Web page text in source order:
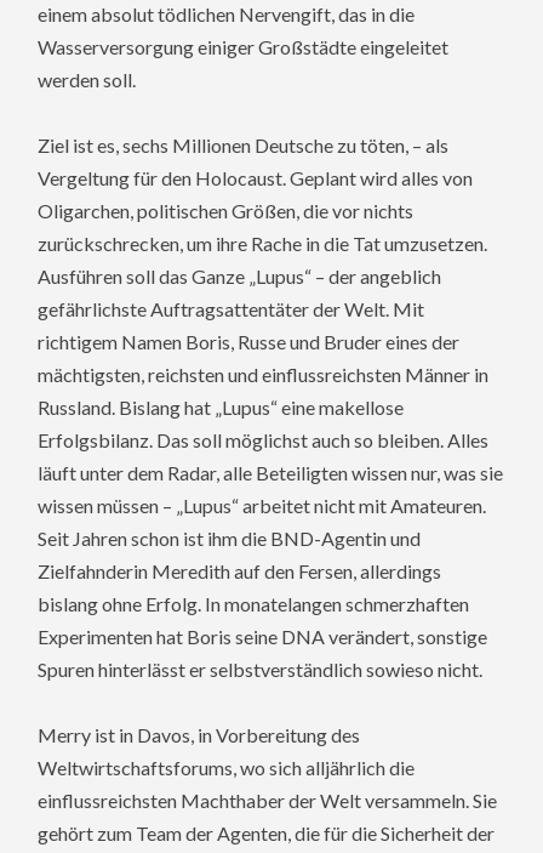
einem absolut tödlichen Nervengift, das in die
Wasserversorgung einiger Großstädte eingeleitet
werden soll.
Ziel ist es, sechs Millionen Deutsche zu töten, – als
Vergeltung für den Holocaust. Geplant wird alles von
Oligarchen, politischen Größen, die vor nichts
zurückschrecken, um ihre Rache in die Tat umzusetzen.
Ausführen soll das Ganze „Lupus“ – der angeblich
gefährlichste Auftragsattentäter der Welt. Mit
richtigem Namen Boris, Russe und Bruder eines der
mächtigsten, reichsten und einflussreichsten Männer in
Russland. Bislang hat „Lupus“ eine makellose
Erfolgsbilanz. Das soll möglichst auch so bleiben. Alles
läuft unter dem Radar, alle Beteiligten wissen nur, was sie
wissen müssen – „Lupus“ arbeitet nicht mit Amateuren.
Seit Jahren schon ist ihm die BND-Agentin und
Zielfahnderin Meredith auf den Fersen, allerdings
bislang ohne Erfolg. In monatelangen schmerzhaften
Experimenten hat Boris seine DNA verändert, sonstige
Spuren hinterlässt er selbstverständlich sowieso nicht.
Merry ist in Davos, in Vorbereitung des
Weltwirtschaftsforums, wo sich alljährlich die
einflussreichsten Machthaber der Welt versammeln. Sie
gehört zum Team der Agenten, die für die Sicherheit der